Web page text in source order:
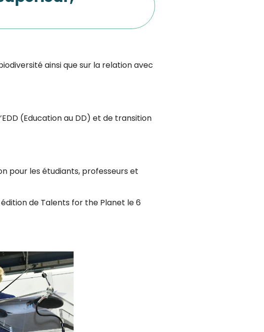
ainsi que sur la relation avec
(Education au DD) et de transition
pour les étudiants, professeurs et
de Talents for the Planet le 6